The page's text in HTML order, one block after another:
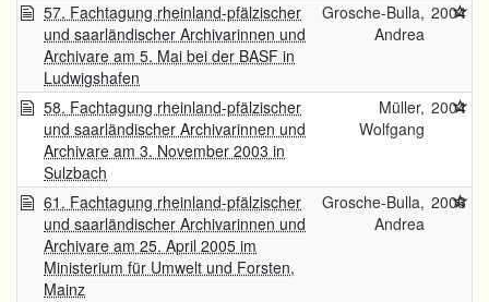
57. Fachtagung rheinland-pfälzischer
und saarländischer Archivarinnen und
Archivare am 5. Mai bei der BASF in
Ludwigshafen
Grosche-Bulla,
Andrea
2004
58. Fachtagung rheinland-pfälzischer
und saarländischer Archivarinnen und
Archivare am 3. November 2003 in
Sulzbach
Müller,
Wolfgang
2004
61. Fachtagung rheinland-pfälzischer
und saarländischer Archivarinnen und
Archivare am 25. April 2005 im
Ministerium für Umwelt und Forsten,
Mainz
Grosche-Bulla,
Andrea
2006